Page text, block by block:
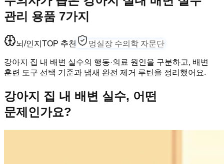
관리 용품 7가지
뇌/인지 TOP 추천 멍실장 수의학 자문단
강아지 집 내 배변 실수의 행동·의료 원인을 구분하고, 배변
훈련 도구 선택 기준과 냄새 완전 제거 루틴을 정리했어요.
강아지 집 내 배변 실수, 어떤
문제인가요?